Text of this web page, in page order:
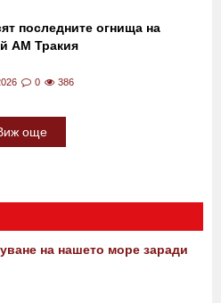
последните огнища на
АМ Тракия
0 386
още
на нашето море заради